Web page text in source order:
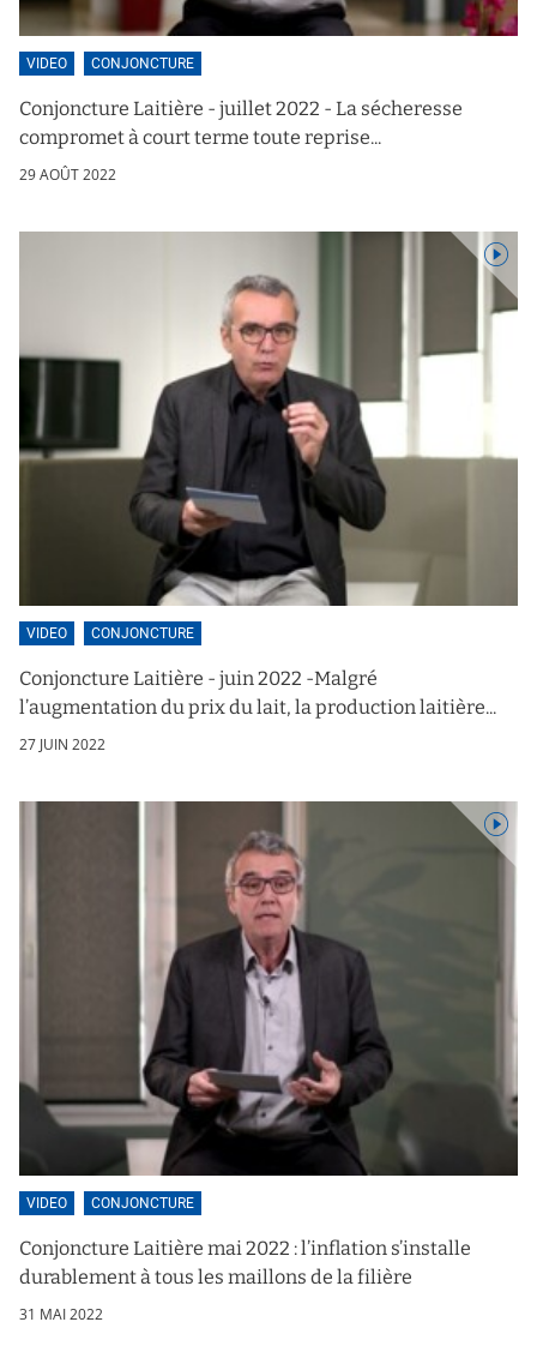
VIDEO CONJONCTURE
Conjoncture Laitière - juillet 2022 - La sécheresse
compromet à court terme toute reprise...
29 AOÛT 2022
VIDEO CONJONCTURE
Conjoncture Laitière - juin 2022 -Malgré
l’augmentation du prix du lait, la production laitière...
27 JUIN 2022
VIDEO CONJONCTURE
Conjoncture Laitière mai 2022 : l’inflation s’installe
durablement à tous les maillons de la filière
31 MAI 2022